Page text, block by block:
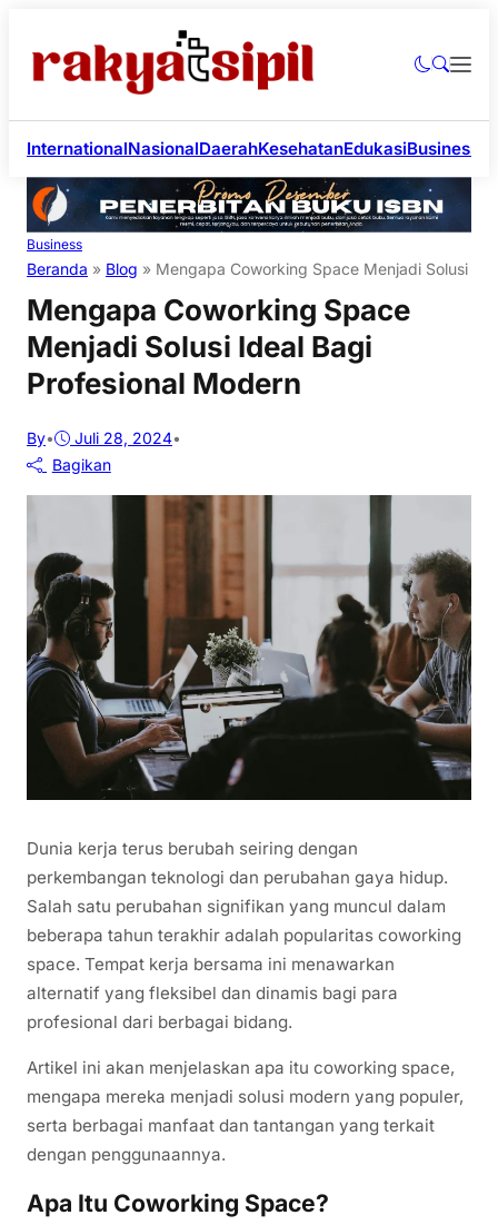
InternationalNasionalDaerahKesehatanEdukasiBusiness
Business
Beranda » Blog » Mengapa Coworking Space Menjadi Solusi
Mengapa Coworking Space
Menjadi Solusi Ideal Bagi
Profesional Modern
By• Juli 28, 2024•
Bagikan
Dunia kerja terus berubah seiring dengan
perkembangan teknologi dan perubahan gaya hidup.
Salah satu perubahan signifikan yang muncul dalam
beberapa tahun terakhir adalah popularitas coworking
space. Tempat kerja bersama ini menawarkan
alternatif yang fleksibel dan dinamis bagi para
profesional dari berbagai bidang.
Artikel ini akan menjelaskan apa itu coworking space,
mengapa mereka menjadi solusi modern yang populer,
serta berbagai manfaat dan tantangan yang terkait
dengan penggunaannya.
Apa Itu Coworking Space?